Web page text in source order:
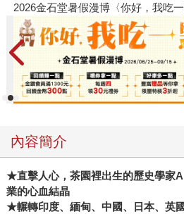
金石堂2026海外優惠：電子書
內容簡介
★直擊人心，茶園裡出生的歷史學家
業的心血結晶
★輾轉印度、緬甸、中國、日本、英